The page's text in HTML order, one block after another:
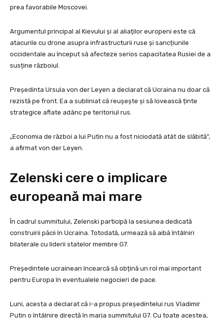
prea favorabile Moscovei.
Argumentul principal al Kievului și al aliaților europeni este că
atacurile cu drone asupra infrastructurii ruse și sancțiunile
occidentale au început să afecteze serios capacitatea Rusiei de a
susține războiul.
Președinta Ursula von der Leyen a declarat că Ucraina nu doar că
rezistă pe front. Ea a subliniat că reușește și să lovească ținte
strategice aflate adânc pe teritoriul rus.
„Economia de război a lui Putin nu a fost niciodată atât de slăbită”,
a afirmat von der Leyen.
Zelenski cere o implicare
europeană mai mare
În cadrul summitului, Zelenski participă la sesiunea dedicată
construirii păcii în Ucraina. Totodată, urmează să aibă întâlniri
bilaterale cu liderii statelor membre G7.
Președintele ucrainean încearcă să obțină un rol mai important
pentru Europa în eventualele negocieri de pace.
Luni, acesta a declarat că i-a propus președintelui rus Vladimir
Putin o întâlnire directă în marja summitului G7. Cu toate acestea,